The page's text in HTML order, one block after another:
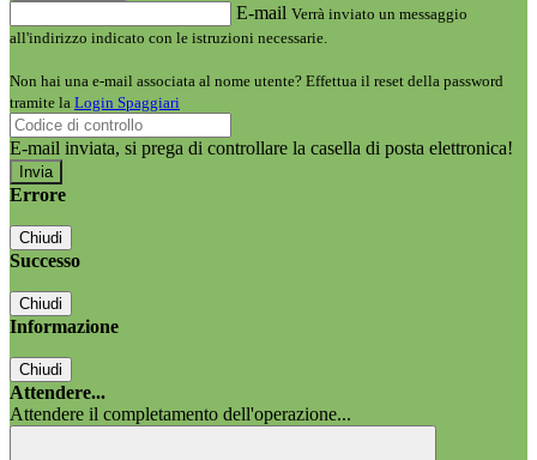
E-mail Verrà inviato un messaggio
all'indirizzo indicato con le istruzioni necessarie.
Non hai una e-mail associata al nome utente? Effettua il reset della password
tramite la Login Spaggiari
E-mail inviata, si prega di controllare la casella di posta elettronica!
Errore
Chiudi
Successo
Chiudi
Informazione
Chiudi
Attendere...
Attendere il completamento dell'operazione...